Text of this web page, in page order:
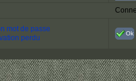
mot de passe
perdu
Ok